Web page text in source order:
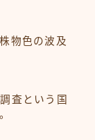
物色の波及
査という国